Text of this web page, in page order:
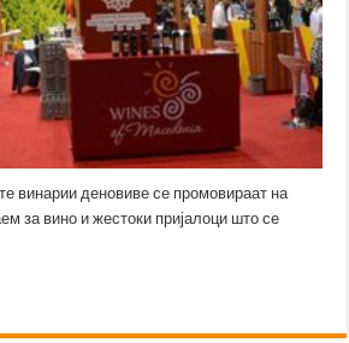
винарии деновиве се промовираат на
за вино и жестоки пријалоци што се